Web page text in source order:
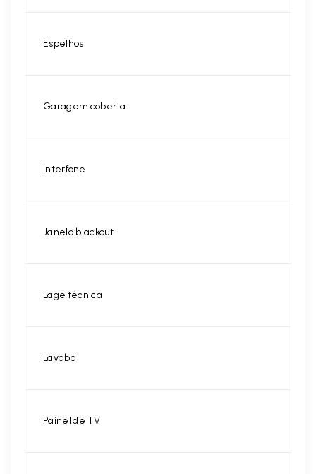
Espelhos
Garagem coberta
Interfone
Janela blackout
Lage técnica
Lavabo
Painel de TV